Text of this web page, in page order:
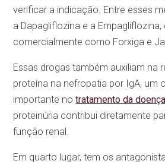
verificar a indicação. Entre esses
a Dapagliflozina e a
comercialmente como Forxiga e
Essas drogas também auxiliam na
proteína na nefropatia por IgA, um
importante notratamento da doença
proteinúria contribui diretamente
função renal.
Em quarto lugar, tem os